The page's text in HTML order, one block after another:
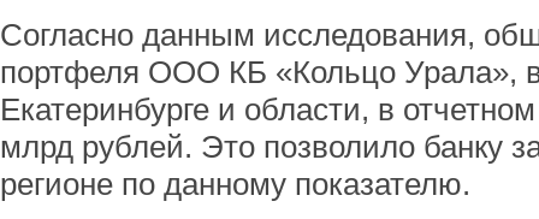
Согласно данным исследования,
портфеля ООО КБ «Кольцо Урала»,
Екатеринбурге и области, в
млрд рублей. Это позволило банку
регионе по данному показателю.